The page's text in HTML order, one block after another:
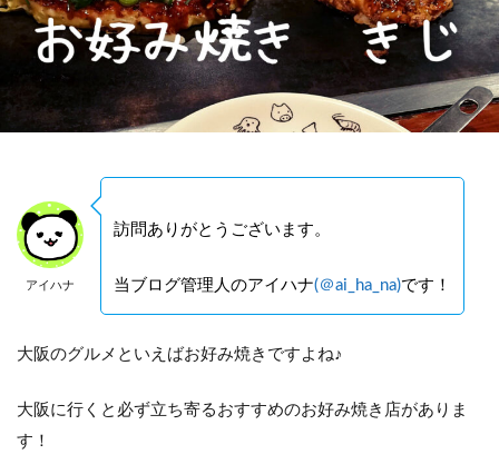
アイハナ
訪問ありがとうございます。
当ブログ管理人のアイハナ(＠ai_ha_na)です！
大阪のグルメといえばお好み焼きですよね♪
大阪に行くと必ず立ち寄るおすすめのお好み焼き店がありま
す！